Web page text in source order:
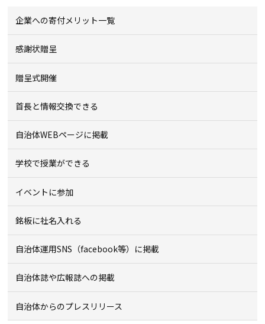
企業への寄付メリット一覧
感謝状贈呈
贈呈式開催
首長と情報交換できる
自治体WEBページに掲載
学校で授業ができる
イベントに参加
銘板に社名入れる
自治体運用SNS（facebook等）に掲載
自治体誌や広報誌への掲載
自治体からのプレスリリース